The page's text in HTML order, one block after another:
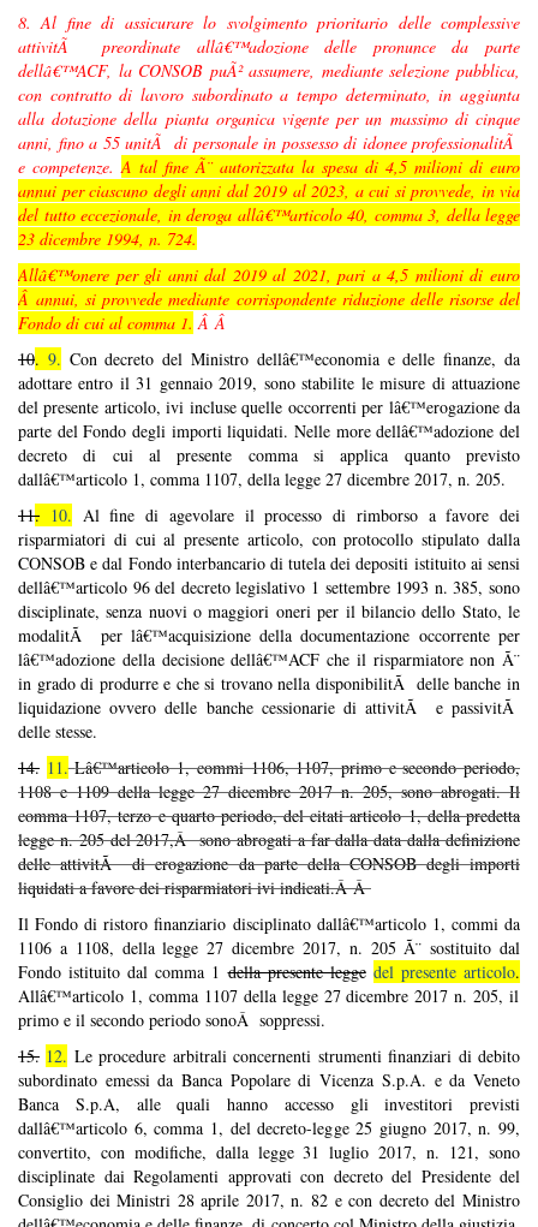
8. Al fine di assicurare lo svolgimento prioritario delle complessive
attivitÃ preordinate allâ€™adozione delle pronunce da parte
dellâ€™ACF, la CONSOB puÃ² assumere, mediante selezione pubblica,
con contratto di lavoro subordinato a tempo determinato, in aggiunta
alla dotazione della pianta organica vigente per un massimo di cinque
anni, fino a 55 unitÃ di personale in possesso di idonee professionalitÃ
e competenze.A tal fine Ã¨ autorizzata la spesa di 4,5 milioni di euro
annui per ciascuno degli anni dal 2019 al 2023, a cui si provvede, in via
del tutto eccezionale, in deroga allâ€™articolo 40, comma 3, della legge
23 dicembre 1994, n. 724.
Allâ€™onere per gli anni dal 2019 al 2021, pari a 4,5 milioni di euro
Â annui, si provvede mediante corrispondente riduzione delle risorse del
Fondo di cui al comma 1. Â Â
10. 9. Con decreto del Ministro dellâ€™economia e delle finanze, da
adottare entro il 31 gennaio 2019, sono stabilite le misure di attuazione
del presente articolo, ivi incluse quelle occorrenti per lâ€™erogazione da
parte del Fondo degli importi liquidati. Nelle more dellâ€™adozione del
decreto di cui al presente comma si applica quanto previsto
dallâ€™articolo 1, comma 1107, della legge 27 dicembre 2017, n. 205.
11. 10. Al fine di agevolare il processo di rimborso a favore dei
risparmiatori di cui al presente articolo, con protocollo stipulato dalla
CONSOB e dal Fondo interbancario di tutela dei depositi istituito ai sensi
dellâ€™articolo 96 del decreto legislativo 1 settembre 1993 n. 385, sono
disciplinate, senza nuovi o maggiori oneri per il bilancio dello Stato, le
modalitÃ per lâ€™acquisizione della documentazione occorrente per
lâ€™adozione della decisione dellâ€™ACF che il risparmiatore non Ã¨
in grado di produrre e che si trovano nella disponibilitÃ delle banche in
liquidazione ovvero delle banche cessionarie di attivitÃ e passivitÃ
delle stesse.
14. 11. Lâ€™articolo 1, commi 1106, 1107, primo e secondo periodo,
1108 e 1109 della legge 27 dicembre 2017 n. 205, sono abrogati. Il
comma 1107, terzo e quarto periodo, del citati articolo 1, della predetta
legge n. 205 del 2017,Â sono abrogati a far dalla data dalla definizione
delle attivitÃ di erogazione da parte della CONSOB degli importi
liquidati a favore dei risparmiatori ivi indicati.Â Â
Il Fondo di ristoro finanziario disciplinato dallâ€™articolo 1, commi da
1106 a 1108, della legge 27 dicembre 2017, n. 205 Ã¨ sostituito dal
Fondo istituito dal comma 1della presente legge del presente articolo.
Allâ€™articolo 1, comma 1107 della legge 27 dicembre 2017 n. 205, il
primo e il secondo periodo sonoÂ soppressi.
15. 12. Le procedure arbitrali concernenti strumenti finanziari di debito
subordinato emessi da Banca Popolare di Vicenza S.p.A. e da Veneto
Banca S.p.A, alle quali hanno accesso gli investitori previsti
dallâ€™articolo 6, comma 1, del decreto-legge 25 giugno 2017, n. 99,
convertito, con modifiche, dalla legge 31 luglio 2017, n. 121, sono
disciplinate dai Regolamenti approvati con decreto del Presidente del
Consiglio dei Ministri 28 aprile 2017, n. 82 e con decreto del Ministro